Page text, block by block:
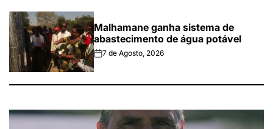
Malhamane ganha sistema de
abastecimento de água potável
on7 de Agosto, 2026